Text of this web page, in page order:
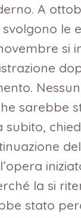
A
le
si
sarebbe
la si
stato